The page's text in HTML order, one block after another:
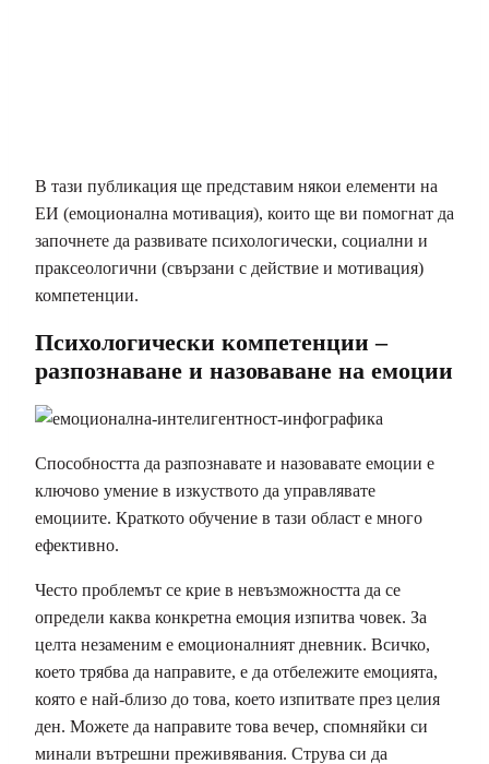
В тази публикация ще представим някои елементи на
ЕИ (емоционална мотивация), които ще ви помогнат да
започнете да развивате психологически, социални и
праксеологични (свързани с действие и мотивация)
компетенции.
Психологически компетенции –
разпознаване и назоваване на емоции
Способността да разпознавате и назовавате емоции е
ключово умение в изкуството да управлявате
емоциите. Краткото обучение в тази област е много
ефективно.
Често проблемът се крие в невъзможността да се
определи каква конкретна емоция изпитва човек. За
целта незаменим е емоционалният дневник. Всичко,
което трябва да направите, е да отбележите емоцията,
която е най-близо до това, което изпитвате през целия
ден. Можете да направите това вечер, спомняйки си
минали вътрешни преживявания. Струва си да